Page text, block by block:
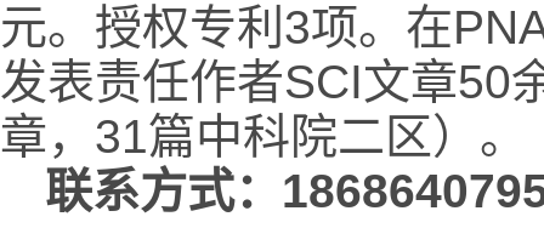
元。授权专利3项。在
发表责任作者SCI文章50
章，31篇中科院二区）。
联系方式：